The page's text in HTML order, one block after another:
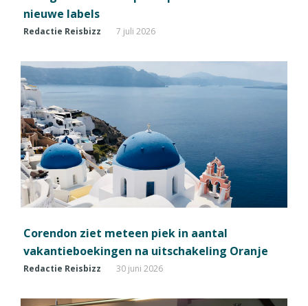
nieuwe labels
Redactie Reisbizz 7 juli 2026
Corendon ziet meteen piek in aantal
vakantieboekingen na uitschakeling Oranje
Redactie Reisbizz 30 juni 2026